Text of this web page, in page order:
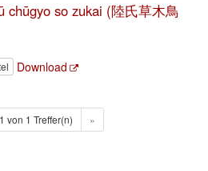
chūgyo so zukai (陸氏草木鳥
Download
von 1 Treffer(n) »